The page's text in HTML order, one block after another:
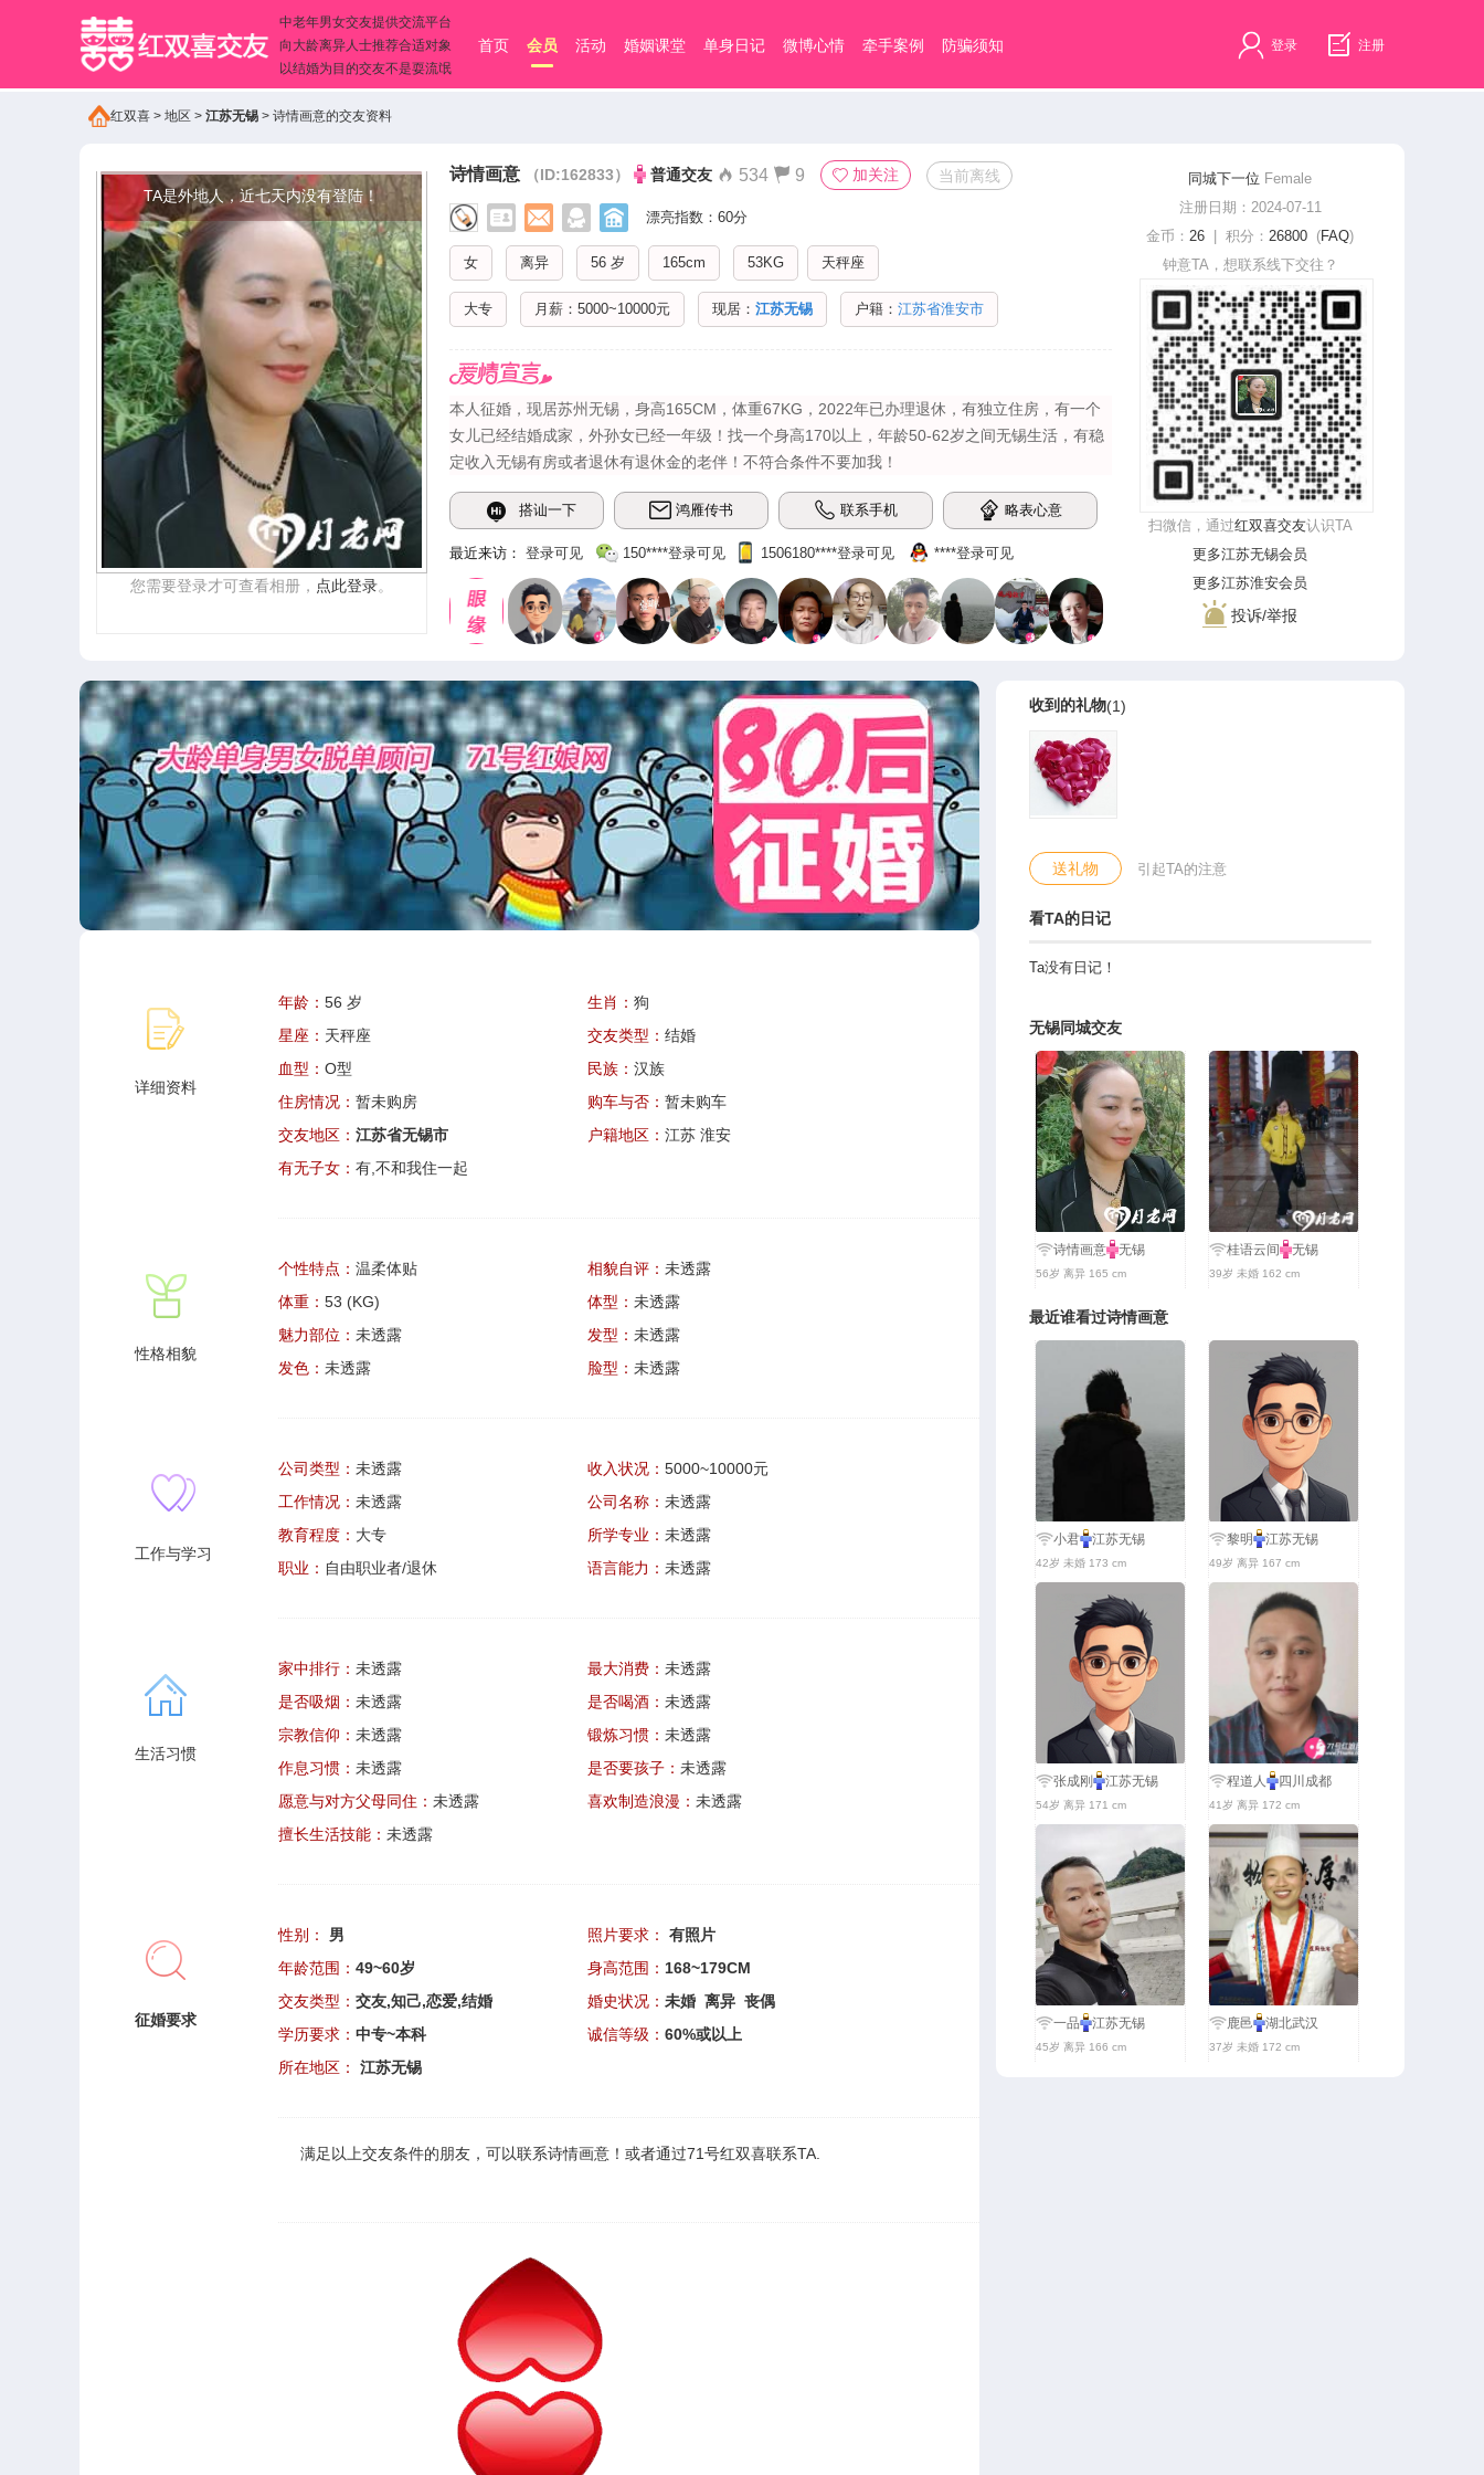
中老年男女交友提供交流平台
向大龄离异人士推荐合适对象
以结婚为目的交友不是耍流氓
首页 会员 活动 婚姻课堂 单身日记 微博心情 牵手案例 防骗须知 登录 注册
红双喜 > 地区 > 江苏无锡 > 诗情画意的交友资料
TA是外地人，近七天内没有登陆！
您需要登录才可查看相册， 点此登录。
诗情画意 （ID:162833） 普通交友 534 9 加关注 当前离线
漂亮指数：60分
女 离异 56 岁 165cm 53KG 天秤座
大专 月薪：5000~10000元 现居： 江苏无锡 户籍： 江苏省淮安市
本人征婚，现居苏州无锡，身高165CM，体重67KG，2022年已办理退休，有独立住房，​‌‌有一个
女儿已经结婚成家，外孙女已经一年级！找一个身高170以上，年龄50-62岁之间无锡生活，有稳
定收入无锡有房或者退休有退休金的老伴！不符合条件不要加我！
搭讪一下 鸿雁传书 联系手机 略表心意
最近来访： 登录可见 150‌****登录可见 1506180‌****‌登录可见 ‌****‌登录可见
同城下一位 Female
注册日期：2024-07-11
金币： 26 | 积分： 26800 (FAQ)
钟意TA，想联系线下交往？
扫微信，通过红双喜交友认识TA
更多江苏无锡会员
更多江苏淮安会员
投诉/举报
详细资料
年龄： 56 岁 生肖： 狗
星座： 天秤座 交友类型： 结婚
血型： O型 民族： 汉族
住房情况： 暂未购房 购车与否： 暂未购车
交友地区： 江苏省无锡市 户籍地区： 江苏 淮安
有无子女： 有,不和我住一起
性格相貌
个性特点： 温柔体贴 相貌自评： 未透露
体重： 53 (KG) 体型： 未透露
魅力部位： 未透露 发型： 未透露
发色： 未透露 脸型： 未透露
工作与学习
公司类型： 未透露 收入状况： 5000~10000元
工作情况： 未透露 公司名称： 未透露
教育程度： 大专 所学专业： 未透露
职业： 自由职业者/退休 语言能力： 未透露
生活习惯
家中排行： 未透露 最大消费： 未透露
是否吸烟： 未透露 是否喝酒： 未透露
宗教信仰： 未透露 锻炼习惯： 未透露
作息习惯： 未透露 是否要孩子： 未透露
愿意与对方父母同住： 未透露 喜欢制造浪漫： 未透露
擅长生活技能： 未透露
征婚要求
性别： 男 照片要求：
有照片
年龄范围： 49~60岁 身高范围： 168~179CM
交友类型： 交友,知己,恋爱,结婚 婚史状况： 未婚 离异 丧偶
学历要求： 中专~本科 诚信等级： 60%或以上
所在地区：
江苏无锡
满足以上交友条件的朋友，可以联系诗情画意 ！或者通过71号红双喜联系TA
收到的礼物(1)
送礼物 引起TA的注意
看TA的日记
Ta没有日记！
无锡同城交友
诗情画意 无锡
56岁 离异 165 cm
桂语云间 无锡
39岁 未婚 162 cm
最近谁看过诗情画意
小君 江苏无锡
42岁 未婚 173 cm
黎明 江苏无锡
49岁 离异 167 cm
张成刚 江苏无锡
54岁 离异 171 cm
程道人 四川成都
41岁 离异 172 cm
一品 江苏无锡
45岁 离异 166 cm
鹿邑 湖北武汉
37岁 未婚 172 cm